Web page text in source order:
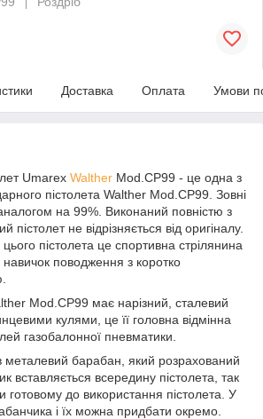
Доставка Оплата Умови
Umarex Walther Mod.CP99 - це одна з
пістолета Walther Mod.CP99. Зовні
на 99%. Виконаний повністю з
пістолет не відрізняється від оригіналу.
пістолета це спортивна стрілянина
поводження з коротко
Mod.CP99 має нарізний, сталевий
кулями, це її головна відмінна
газобалонної пневматики.
металевий барабан, який розрахований
вставляється всередину пістолета, так
до використання пістолета. У
і їх можна придбати окремо.